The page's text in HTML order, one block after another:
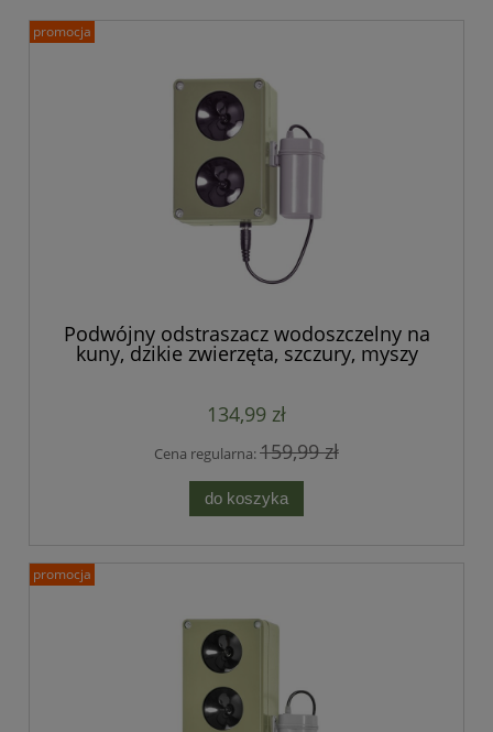
Podwójny odstraszacz wodoszczelny na
kuny, dzikie zwierzęta, szczury, myszy
100% profesjonalny
134,99 zł
Cena regularna:159,99 zł
do koszyka
promocja
promocja